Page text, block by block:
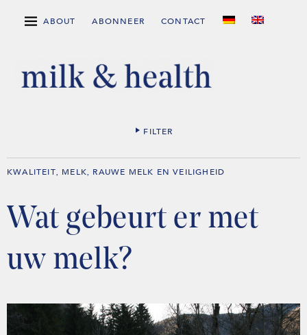
ABOUT ABONNEER CONTACT
FILTER
KWALITEIT MELK RAUWE MELK EN VEILIGHEID
Wat gebeurt er met
uw melk?